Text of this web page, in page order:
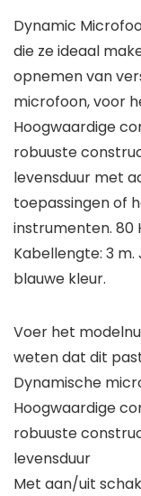
Dynamic
die ze ideaal
opnemen van
microfoon, voor
Hoogwaardige
robuuste
levensduur met
toepassingen of
instrumenten. 80
Kabellengte: 3
blauwe kleur.
Voer het
weten dat dit
Dynamische
Hoogwaardige
robuuste
levensduur
Met aan/uit